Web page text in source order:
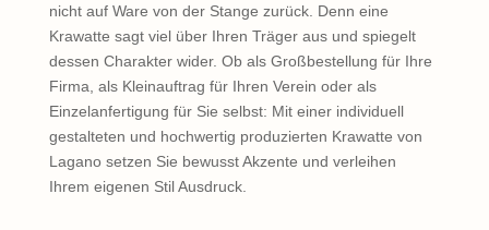
nicht auf Ware von der Stange zurück. Denn eine
Krawatte sagt viel über Ihren Träger aus und spiegelt
dessen Charakter wider. Ob als Großbestellung für Ihre
Firma, als Kleinauftrag für Ihren Verein oder als
Einzelanfertigung für Sie selbst: Mit einer individuell
gestalteten und hochwertig produzierten Krawatte von
Lagano setzen Sie bewusst Akzente und verleihen
Ihrem eigenen Stil Ausdruck.